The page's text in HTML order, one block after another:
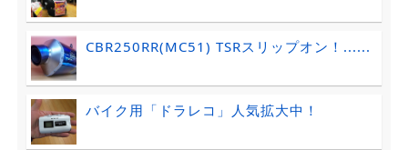
CBR250RR(MC51) TSRスリップオン！......
バイク用「ドラレコ」人気拡大中！